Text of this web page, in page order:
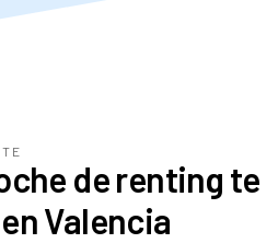
de renting te
Valencia